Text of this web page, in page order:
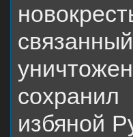
избяной